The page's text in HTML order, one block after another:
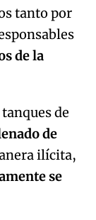
tanto por
de la
de
de
ilícita,
se